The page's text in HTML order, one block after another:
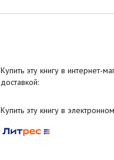
Купить эту книгу в интернет-
доставкой:
Купить эту книгу в